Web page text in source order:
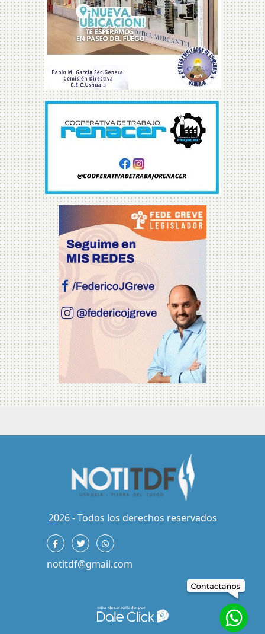
2026 - Todos los derechos reservados
notitdf@gmail.com